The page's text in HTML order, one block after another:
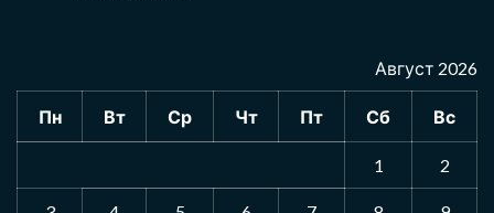
Август 2026
Пн Вт Ср Чт Пт Сб Вс
1 2